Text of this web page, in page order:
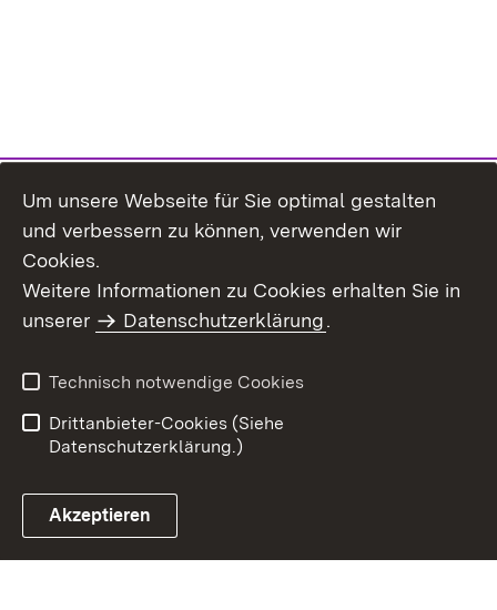
Um unsere Webseite für Sie optimal gestalten
und verbessern zu können, verwenden wir
Cookies.
Weitere Informationen zu Cookies erhalten Sie in
unserer
Datenschutzerklärung.
Technisch notwendige Cookies
Drittanbieter-Cookies (Siehe
Datenschutzerklärung.)
Akzeptieren